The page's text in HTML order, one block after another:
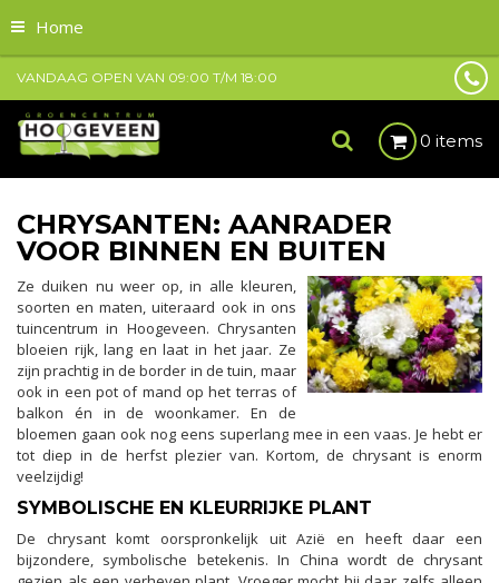
Home
VANDAAG OPEN VAN 09:00 T/M 18:00
0 items
CHRYSANTEN: AANRADER
VOOR BINNEN EN BUITEN
Ze duiken nu weer op, in alle kleuren,
soorten en maten, uiteraard ook in ons
tuincentrum in Hoogeveen. Chrysanten
bloeien rijk, lang en laat in het jaar. Ze
zijn prachtig in de border in de tuin, maar
ook in een pot of mand op het terras of
balkon én in de woonkamer. En de
bloemen gaan ook nog eens superlang mee in een vaas. Je hebt er
tot diep in de herfst plezier van. Kortom, de chrysant is enorm
veelzijdig!
SYMBOLISCHE EN KLEURRIJKE PLANT
De chrysant komt oorspronkelijk uit Azië en heeft daar een
bijzondere, symbolische betekenis. In China wordt de chrysant